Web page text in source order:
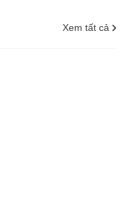
Xem tất cả